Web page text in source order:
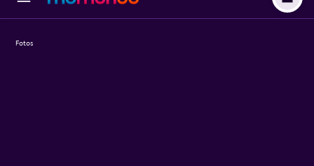
Fotos